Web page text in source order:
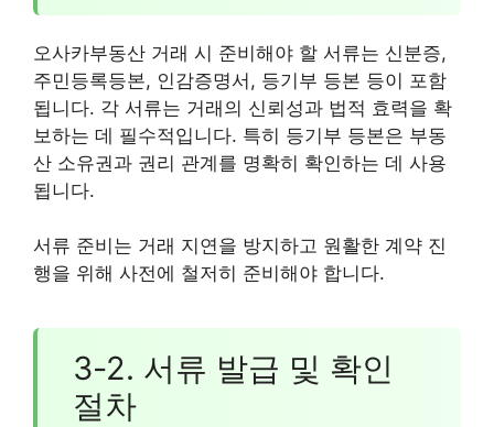
오사카부동산 거래 시 준비해야 할 서류는 신분증,
주민등록등본, 인감증명서, 등기부 등본 등이 포함
됩니다. 각 서류는 거래의 신뢰성과 법적 효력을 확
보하는 데 필수적입니다. 특히 등기부 등본은 부동
산 소유권과 권리 관계를 명확히 확인하는 데 사용
됩니다.
서류 준비는 거래 지연을 방지하고 원활한 계약 진
행을 위해 사전에 철저히 준비해야 합니다.
3-2. 서류 발급 및 확인
절차